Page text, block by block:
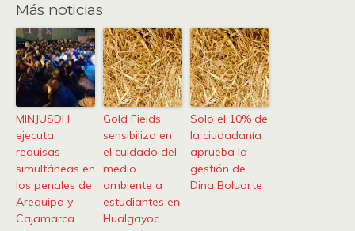
Más noticias
MINJUSDH
ejecuta
requisas
simultáneas en
los penales de
Arequipa y
Cajamarca
Gold Fields
sensibiliza en
el cuidado del
medio
ambiente a
estudiantes en
Hualgayoc
Solo el 10% de
la ciudadanía
aprueba la
gestión de
Dina Boluarte